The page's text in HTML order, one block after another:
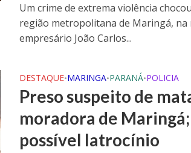
Um crime de extrema violência
região metropolitana de Maringá, na
empresário João Carlos...
DESTAQUE•MARINGA•PARANÁ•POLICIA
Preso suspeito de
moradora de
possível latrocínio